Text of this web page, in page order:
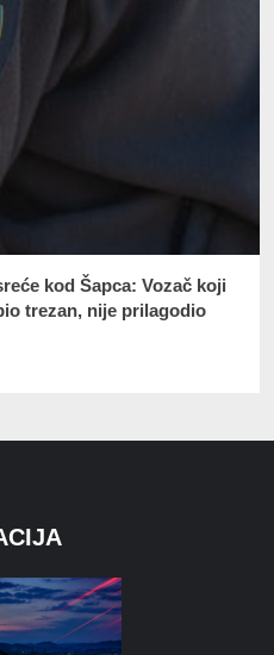
kod Šapca: Vozač koji
trezan, nije prilagodio